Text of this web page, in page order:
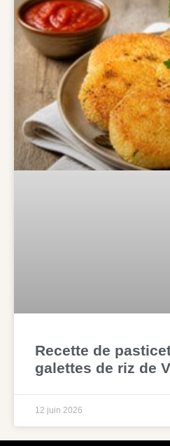
Recette de
galettes de riz de
12 juin 2026